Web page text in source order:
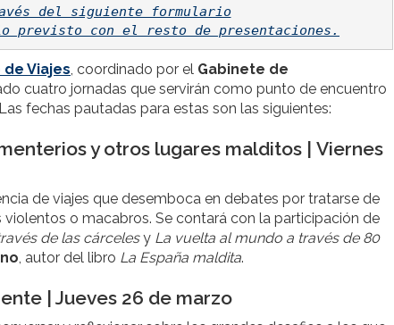
del siguiente formulario
previsto con el resto de presentaciones.
Viajes, coordinado por el Gabinete de
cuatro jornadas que servirán como punto de encuentro
fechas pautadas para estas son las siguientes:
y otros lugares malditos | Viernes
de viajes que desemboca en debates por tratarse de
o macabros. Se contará con la participación de
de las cárcelesy La vuelta al mundo a través de 80
, autor del libro La España maldita.
| Jueves 26 de marzo